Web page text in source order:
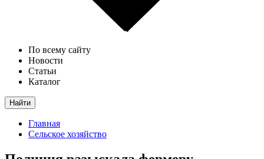
По всему сайту
Новости
Статьи
Каталог
Найти
Главная
Сельское хозяйство